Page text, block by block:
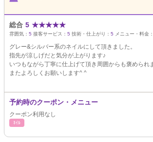
総合 5 ★★★★★
雰囲気： 5 接客サービス： 5 技術・仕上がり： 5 メニュー・料金：
グレー&シルバー系のネイルにして頂きました。
指先が涼しげだと気分が上がります♪
いつもながら丁寧に仕上げて頂き周囲からも褒められ
またよろしくお願いします^ ^
予約時のクーポン・メニュー
クーポン利用なし
ﾈｲﾙ